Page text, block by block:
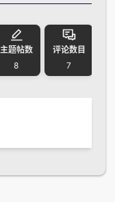
主题帖数
8
评论数目
7